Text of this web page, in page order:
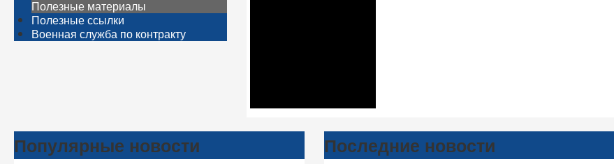
Полезные материалы
Полезные ссылки
Военная служба по контракту
Популярные новости Последние новости